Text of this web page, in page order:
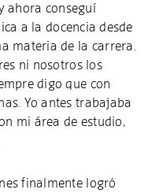
ahora conseguí
a la docencia desde
materia de la carrera.
ni nosotros los
digo que con
Yo antes trabajaba
mi área de estudio,
finalmente logró